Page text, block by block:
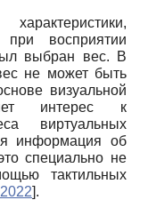
при восприятии
выбран вес. В
не может быть
визуальной
интерес к
виртуальных
информация об
специально не
тактильных
].